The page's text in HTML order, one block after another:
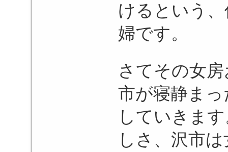
けるという
婦です。
さてその女
市が寝静ま
していきま
しさ、沢市